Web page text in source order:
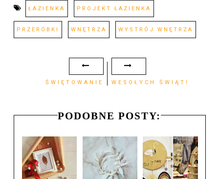
ŁAZIENKA PROJEKT ŁAZIENKA
PRZERÓBKI WNĘTRZA WYSTRÓJ WNĘTRZA
ŚWIĘTOWANIE WESOŁYCH ŚWIĄT!
PODOBNE POSTY: